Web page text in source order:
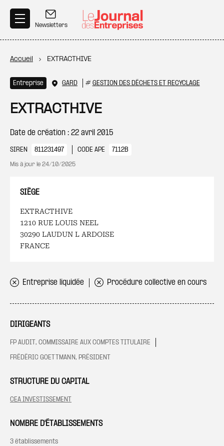
Newsletters
Fil d'Ariane
Accueil EXTRACTHIVE
Entreprise GARD # GESTION DES DÉCHETS ET RECYCLAGE
EXTRACTHIVE
Date de création : 22 avril 2015
SIREN 811231497 CODE APE 7112B
Mis à jour le 24/10/2025
SIÈGE
EXTRACTHIVE
1210 RUE LOUIS NEEL
30290 LAUDUN L ARDOISE
FRANCE
Entreprise liquidée Procédure collective en cours
DIRIGEANTS
FP AUDIT, COMMISSAIRE AUX COMPTES TITULAIRE
FRÉDÉRIC GOETTMANN, PRÉSIDENT
STRUCTURE DU CAPITAL
CEA INVESTISSEMENT
NOMBRE D'ÉTABLISSEMENTS
3 établissements